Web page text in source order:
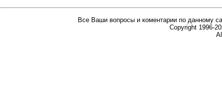
Все Ваши вопросы и коментарии по данному
Copyright 1996-